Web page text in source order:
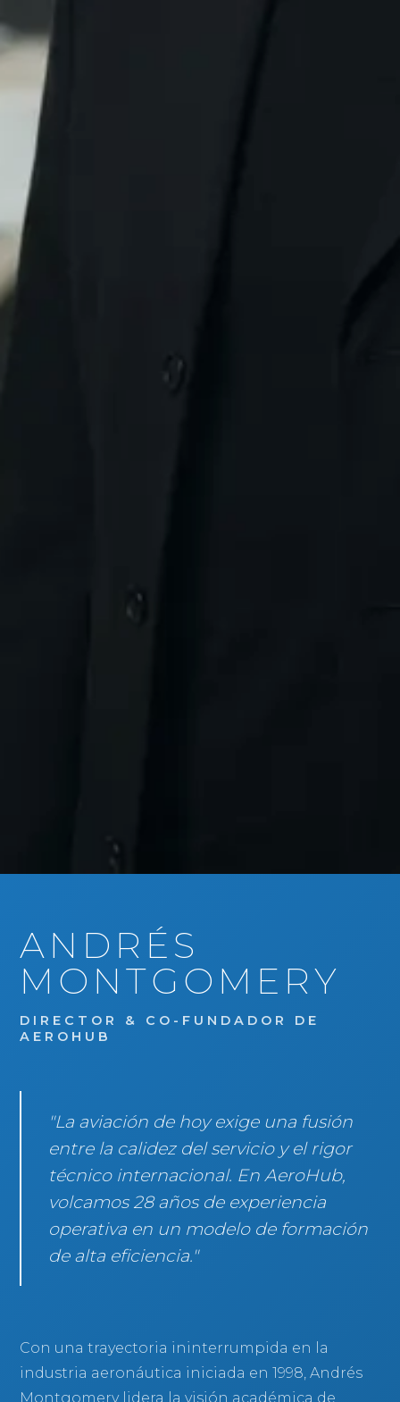
ANDRÉS
MONTGOMERY
DIRECTOR & CO-FUNDADOR DE
AEROHUB
"La aviación de hoy exige una fusión
entre la calidez del servicio y el rigor
técnico internacional. En AeroHub,
volcamos 28 años de experiencia
operativa en un modelo de formación
de alta eficiencia."
Con una trayectoria ininterrumpida en la
industria aeronáutica iniciada en 1998, Andrés
Montgomery lidera la visión académica de